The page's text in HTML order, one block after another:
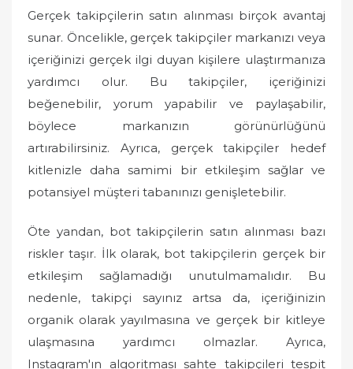
Gerçek takipçilerin satın alınması birçok avantaj
sunar. Öncelikle, gerçek takipçiler markanızı veya
içeriğinizi gerçek ilgi duyan kişilere ulaştırmanıza
yardımcı olur. Bu takipçiler, içeriğinizi
beğenebilir, yorum yapabilir ve paylaşabilir,
böylece markanızın görünürlüğünü
artırabilirsiniz. Ayrıca, gerçek takipçiler hedef
kitlenizle daha samimi bir etkileşim sağlar ve
potansiyel müşteri tabanınızı genişletebilir.
Öte yandan, bot takipçilerin satın alınması bazı
riskler taşır. İlk olarak, bot takipçilerin gerçek bir
etkileşim sağlamadığı unutulmamalıdır. Bu
nedenle, takipçi sayınız artsa da, içeriğinizin
organik olarak yayılmasına ve gerçek bir kitleye
ulaşmasına yardımcı olmazlar. Ayrıca,
Instagram'ın algoritması sahte takipçileri tespit